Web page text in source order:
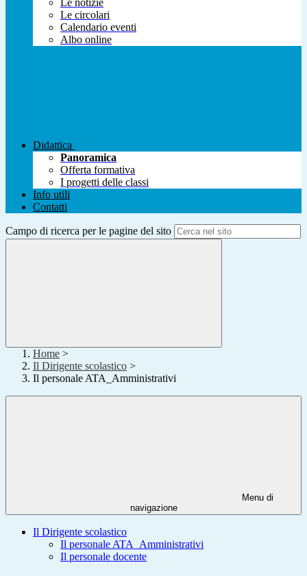
Le notizie
Le circolari
Calendario eventi
Albo online
Didattica
Panoramica
Offerta formativa
I progetti delle classi
Info utili
Contatti
Campo di ricerca per le pagine del sito
Home >
Il Dirigente scolastico >
Il personale ATA_Amministrativi
Menu di
navigazione
Il Dirigente scolastico
Il personale ATA_Amministrativi
Il personale docente